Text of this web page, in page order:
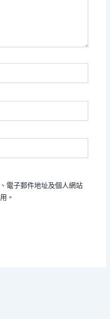
電子郵件地址及個人網站
。